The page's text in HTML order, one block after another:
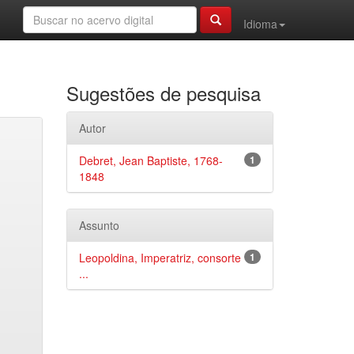
Idioma
Sugestões de pesquisa
Autor
1
Debret, Jean Baptiste, 1768-
1848
Assunto
1
Leopoldina, Imperatriz, consorte
...